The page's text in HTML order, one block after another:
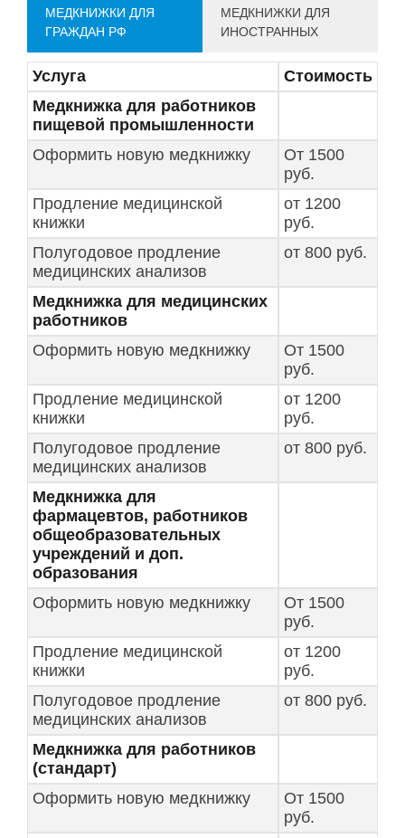
МЕДКНИЖКИ ДЛЯ
ГРАЖДАН РФ
МЕДКНИЖКИ ДЛЯ
ИНОСТРАННЫХ
Услуга
Стоимость
Медкнижка для работников
пищевой промышленности
Оформить новую медкнижку
От 1500
руб.
Продление медицинской
книжки
от 1200
руб.
Полугодовое продление
медицинских анализов
от 800 руб.
Медкнижка для медицинских
работников
Оформить новую медкнижку
От 1500
руб.
Продление медицинской
книжки
от 1200
руб.
Полугодовое продление
медицинских анализов
от 800 руб.
Медкнижка для
фармацевтов, работников
общеобразовательных
учреждений и доп.
образования
Оформить новую медкнижку
От 1500
руб.
Продление медицинской
книжки
от 1200
руб.
Полугодовое продление
медицинских анализов
от 800 руб.
Медкнижка для работников
(стандарт)
Оформить новую медкнижку
От 1500
руб.